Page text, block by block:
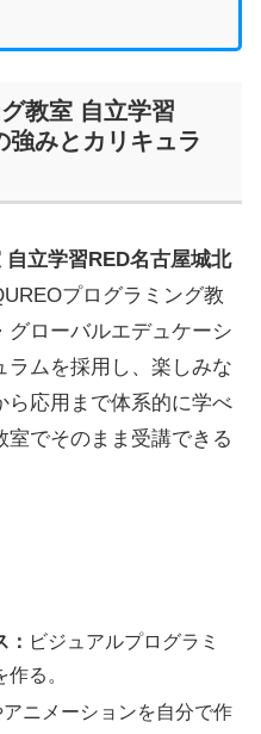
教室 自立学習
強みとカリキュラ
立学習RED名古屋城北
プログラミング教
ローバルエデュケーシ
ラムを採用し、楽しみな
ら応用まで体系的に学べ
室でそのまま受講できる
ビジュアルプログラミ
る。
ニメーションを自分で作